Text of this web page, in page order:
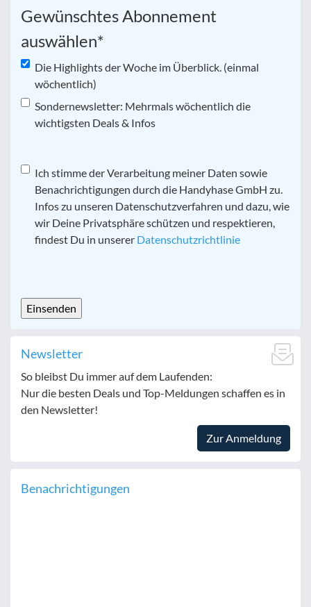
Gewünschtes Abonnement
auswählen*
Die Highlights der Woche im Überblick. (einmal
wöchentlich)
Sondernewsletter: Mehrmals wöchentlich die
wichtigsten Deals & Infos
Datenschutz*
Ich stimme der Verarbeitung meiner Daten sowie
Benachrichtigungen durch die Handyhase GmbH zu.
Infos zu unseren Datenschutzverfahren und dazu, wie
wir Deine Privatsphäre schützen und respektieren,
findest Du in unserer Datenschutzrichtlinie
Newsletter
So bleibst Du immer auf dem Laufenden:
Nur die besten Deals und Top-Meldungen schaffen es in
den Newsletter!
Zur Anmeldung
Benachrichtigungen